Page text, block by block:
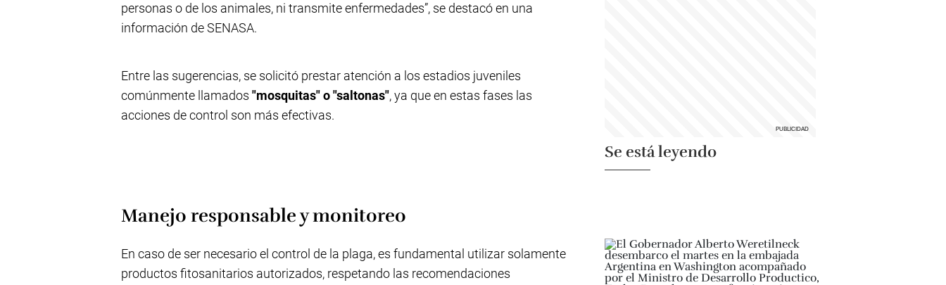
personas o de los animales, ni transmite enfermedades”, se destacó en una
información de SENASA.
Entre las sugerencias, se solicitó prestar atención a los estadios juveniles
comúnmente llamados "mosquitas" o "saltonas", ya que en estas fases las
acciones de control son más efectivas.
Manejo responsable y monitoreo
En caso de ser necesario el control de la plaga, es fundamental utilizar solamente
productos fitosanitarios autorizados, respetando las recomendaciones
Se está leyendo